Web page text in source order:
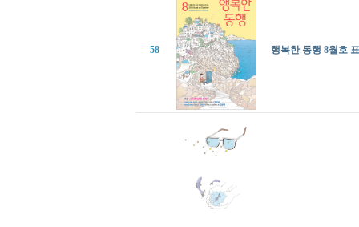
58 행복한 동행 8월호